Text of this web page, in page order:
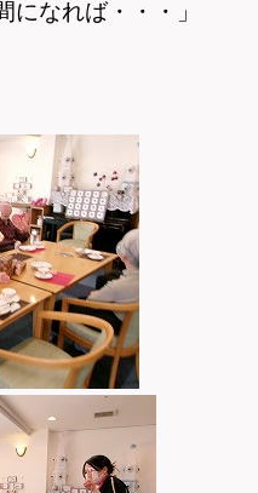
になれば・・・」